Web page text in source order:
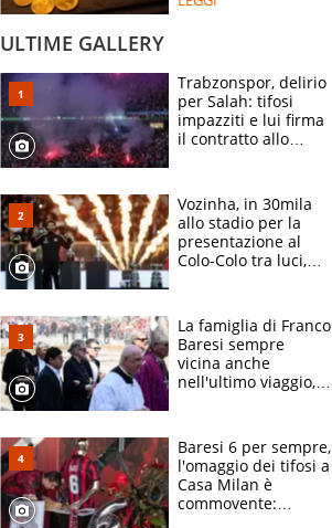
CONTATTI
ULTIME GALLERY
Trabzonspor, delirio
per Salah: tifosi
impazziti e lui firma
il contratto allo
Vozinha, in 30mila
allo stadio per la
presentazione al
Colo-Colo tra luci,
La famiglia di Franco
Baresi sempre
vicina anche
nell'ultimo viaggio,
circondati
dall'affetto dei tifosi
Baresi 6 per sempre,
l'omaggio dei tifosi a
Casa Milan è
commovente: